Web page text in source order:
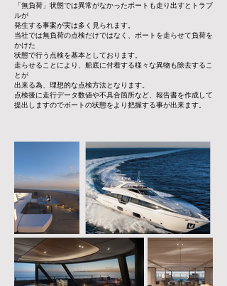
「無負荷」状態では異常がなかったボートも走り出すとトラブ
ルが
発生する事案が実は多く見られます。
当社では無負荷の点検だけではなく、ボートを走らせて負荷を
かけた
状態で行う点検を基本としております。
走らせることにより、船底に付着する様々な異物も除去するこ
とが
出来る為、理想的な点検方法となります。
点検後に走行データ数値や不具合箇所など、報告書を作成して
提出しますのでボートの状態をより把握する事が出来ます。